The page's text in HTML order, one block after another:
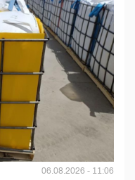
06.08.2026 - 11:06